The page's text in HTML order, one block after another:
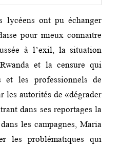
lycéens ont pu échanger
pour mieux connaitre
à l’exil, la situation
et la censure qui
et les professionnels de
les autorités de «dégrader
dans ses reportages la
les campagnes, Maria
les problématiques qui